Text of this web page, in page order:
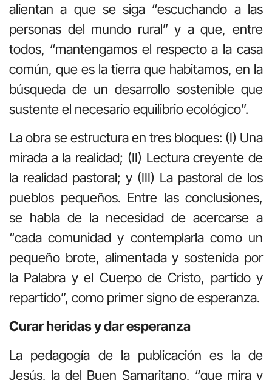
alientan a que se siga “escuchando a las
personas del mundo rural” y a que, entre
todos, “mantengamos el respecto a la casa
común, que es la tierra que habitamos, en la
búsqueda de un desarrollo sostenible que
sustente el necesario equilibrio ecológico”.
La obra se estructura en tres bloques: (I) Una
mirada a la realidad; (II) Lectura creyente de
la realidad pastoral; y (III) La pastoral de los
pueblos pequeños. Entre las conclusiones,
se habla de la necesidad de acercarse a
“cada comunidad y contemplarla como un
pequeño brote, alimentada y sostenida por
la Palabra y el Cuerpo de Cristo, partido y
repartido”, como primer signo de esperanza.
Curar heridas y dar esperanza
La pedagogía de la publicación es la de
Jesús, la del Buen Samaritano, “que mira y